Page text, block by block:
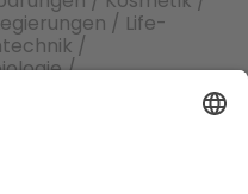
/ Life-
/
/
/ Optik /
zum Stand der
und
und